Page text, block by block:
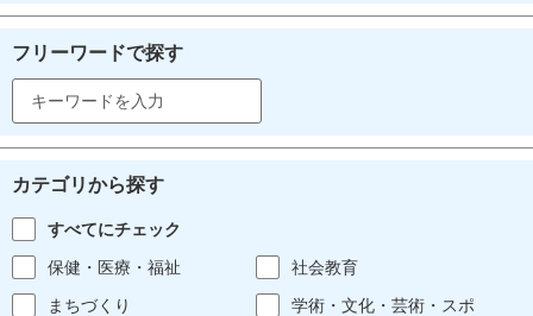
フリーワードで探す
カテゴリから探す
すべてにチェック
保健・医療・福祉
社会教育
まちづくり
学術・文化・芸術・スポ